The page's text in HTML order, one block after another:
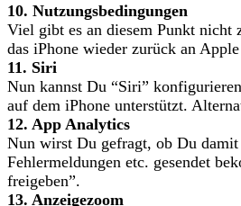
10. Nutzungsbedingungen
Viel gibt es an diesem Punkt nicht
das iPhone wieder zurück an Apple
11. Siri
Nun kannst Du “Siri”
auf dem iPhone unterstützt.
12. App Analytics
Nun wirst Du gefragt, ob Du
Fehlermeldungen etc. gesendet
freigeben”.
13. Anzeigezoom